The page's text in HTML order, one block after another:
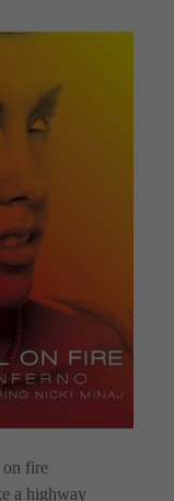
on fire
a highway